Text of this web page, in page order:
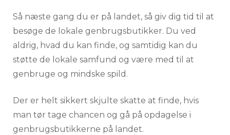
Så næste gang du er på landet, så giv dig tid til at
besøge de lokale genbrugsbutikker. Du ved
aldrig, hvad du kan finde, og samtidig kan du
støtte de lokale samfund og være med til at
genbruge og mindske spild.
Der er helt sikkert skjulte skatte at finde, hvis
man tør tage chancen og gå på opdagelse i
genbrugsbutikkerne på landet.